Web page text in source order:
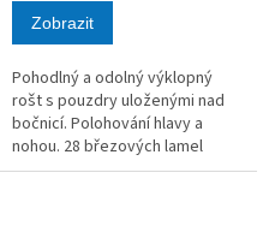
Zobrazit
Pohodlný a odolný výklopný
rošt s pouzdry uloženými nad
bočnicí. Polohování hlavy a
nohou. 28 březových lamel
v kvalitních kaučukových